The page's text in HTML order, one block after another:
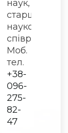
наук,
старший
науковий
Моб.
тел.
+38-
096-
275-
82-
47